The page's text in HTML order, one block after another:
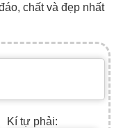
chất và đẹp nhất
Kí tự phải: